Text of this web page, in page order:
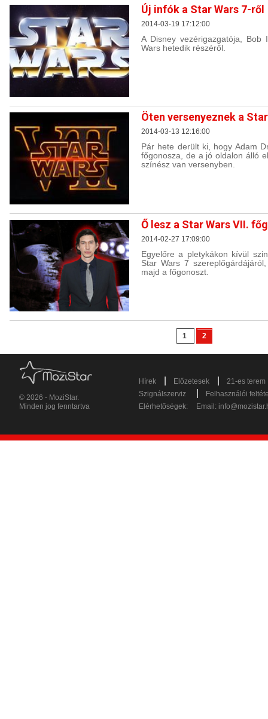
Új infók a Star Wars 7-ről
2014-03-19 17:12:00
A Disney vezérigazgatója,
Wars hetedik részéről.
Öten versenyeznek a
2014-03-13 12:16:00
Pár hete derült ki, hogy Adam
főgonosza, de a jó oldalon álló
színész van versenyben.
Ő lesz a Star Wars VII.
2014-02-27 17:09:00
Egyelőre a pletykákon kívül
Star Wars 7
majd a főgonoszt.
1 2
© 2026 - MoziStar.
Minden jog fenntartva
Hírek Előzetesek
21-es terem
Szignálszerviz
Felhasználói
Elérhetőségek:
Email: